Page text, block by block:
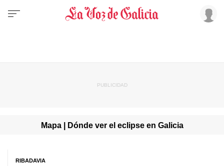
Mapa | Dónde ver el eclipse en Galicia
RIBADAVIA